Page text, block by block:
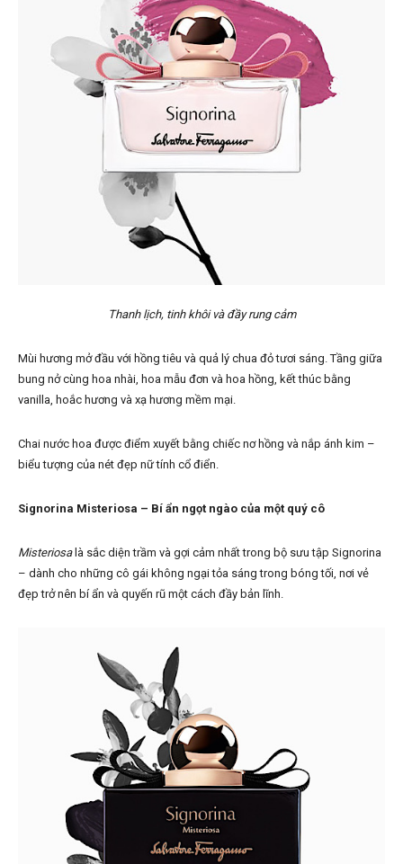
Thanh lịch, tinh khôi và đầy rung cảm
Mùi hương mở đầu với hồng tiêu và quả lý chua đỏ tươi sáng. Tầng giữa
bung nở cùng hoa nhài, hoa mẫu đơn và hoa hồng, kết thúc bằng
vanilla, hoắc hương và xạ hương mềm mại.
Chai nước hoa được điểm xuyết bằng chiếc nơ hồng và nắp ánh kim –
biểu tượng của nét đẹp nữ tính cổ điển.
Signorina Misteriosa – Bí ẩn ngọt ngào của một quý cô
Misteriosalà sắc diện trầm và gợi cảm nhất trong bộ sưu tập Signorina
– dành cho những cô gái không ngại tỏa sáng trong bóng tối, nơi vẻ
đẹp trở nên bí ẩn và quyến rũ một cách đầy bản lĩnh.